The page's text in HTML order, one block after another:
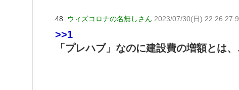
48: ウィズコロナの名無しさん 2023/07/30(日)
>>1
「プレハブ」なのに建設費の増額とは